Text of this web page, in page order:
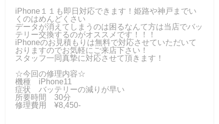
iPhone１１も即日対応できます！姫路や神戸までい
くのはめんどくさい
データが消えてしまうのは困るなんて方は当店でバッ
テリー交換するのがオススメです！！！
iPhoneのお見積もりは無料で対応させていただいて
おりますのでお気軽にご来店下さい！
スタッフ一同真摯に対応させて頂きます！
☆今回の修理内容☆
機種 iPhone11
症状 バッテリーの減りが早い
所要時間 30分
修理費用 ¥8,450-